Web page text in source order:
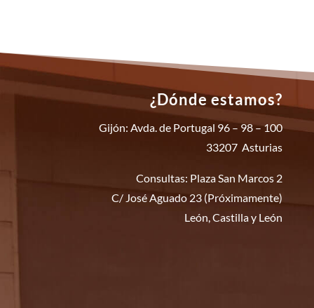
¿Dónde estamos?
Gijón: Avda. de Portugal 96 – 98 – 100
33207 Asturias
Consultas: Plaza San Marcos 2
C/ José Aguado 23 (Próximamente)
León, Castilla y León